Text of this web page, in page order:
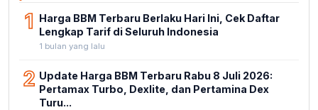
1
Harga BBM Terbaru Berlaku Hari Ini, Cek Daftar
Lengkap Tarif di Seluruh Indonesia
1 bulan yang lalu
2 Update Harga BBM Terbaru Rabu 8 Juli 2026:
Pertamax Turbo, Dexlite, dan Pertamina Dex
Turu...